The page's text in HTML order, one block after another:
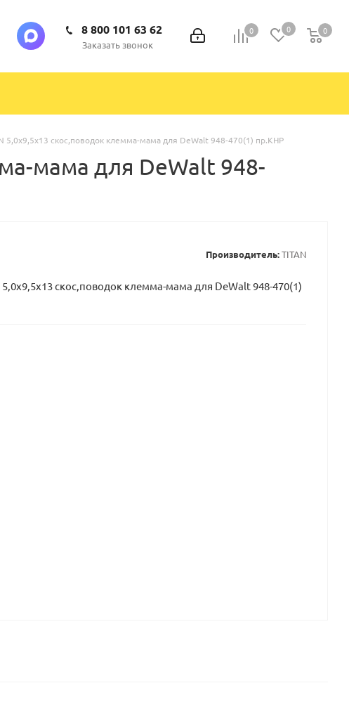
0 0 0
0
8 800 101 63 62
Заказать звонок
5,0х9,5х13 скос,поводок клемма-мама для DeWalt 948-470(1) пр.КНР
мама для DeWalt 948-
Производитель:TITAN
5,0х9,5х13 скос,поводок клемма-мама для DeWalt 948-470(1)